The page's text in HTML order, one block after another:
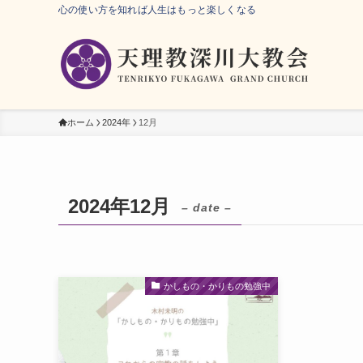
心の使い方を知れば人生はもっと楽しくなる
ホーム 2024年 12月
2024年12月 – date –
かしもの・かりもの勉強中